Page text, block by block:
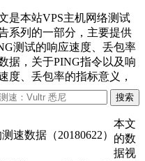
是本站VPS主机网络测试
系列的一部分，主要提供
测试的响应速度、丢包率
据，关于PING指令以及响
度、丢包率的指标意义，
本文
的数
据视